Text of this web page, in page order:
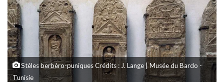
Stèles berbèro-puniques Crédits : J. Lange | Musée du Bardo -
Tunisie